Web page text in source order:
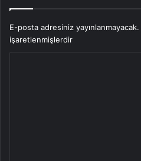
E-posta adresiniz yayınlanmayacak.
işaretlenmişlerdir